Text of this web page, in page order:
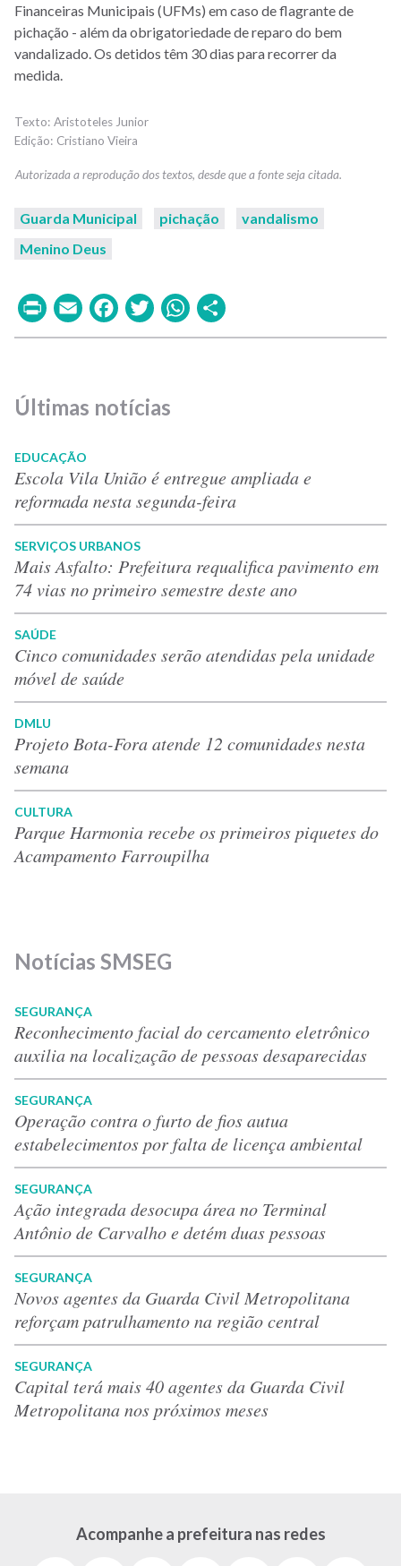
Financeiras Municipais (UFMs) em caso de flagrante de
pichação - além da obrigatoriedade de reparo do bem
vandalizado. Os detidos têm 30 dias para recorrer da
medida.
Aristoteles Junior
Cristiano Vieira
Guarda Municipal pichação
vandalismo
Menino Deus
PrintEmailFacebook
TwitterWhatsApp
Últimas notícias
EDUCAÇÃO
Escola Vila União é entregue ampliada e
reformada nesta segunda-feira
SERVIÇOS URBANOS
Mais Asfalto: Prefeitura requalifica pavimento em
74 vias no primeiro semestre deste ano
SAÚDE
Cinco comunidades serão atendidas pela unidade
móvel de saúde
DMLU
Projeto Bota-Fora atende 12 comunidades nesta
semana
CULTURA
Parque Harmonia recebe os primeiros piquetes do
Acampamento Farroupilha
Notícias SMSEG
SEGURANÇA
Reconhecimento facial do cercamento eletrônico
auxilia na localização de pessoas desaparecidas
SEGURANÇA
Operação contra o furto de fios autua
estabelecimentos por falta de licença ambiental
SEGURANÇA
Ação integrada desocupa área no Terminal
Antônio de Carvalho e detém duas pessoas
SEGURANÇA
Novos agentes da Guarda Civil Metropolitana
reforçam patrulhamento na região central
SEGURANÇA
Capital terá mais 40 agentes da Guarda Civil
Metropolitana nos próximos meses
Acompanhe a prefeitura nas redes